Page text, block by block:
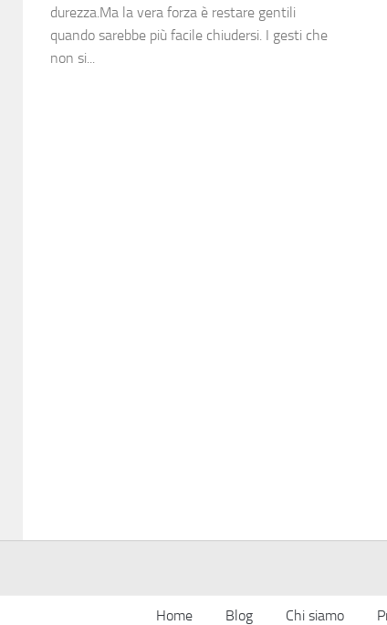
durezza.Ma la vera forza è restare gentili
quando sarebbe più facile chiudersi. I gesti che
non si...
Home Blog Chi siamo